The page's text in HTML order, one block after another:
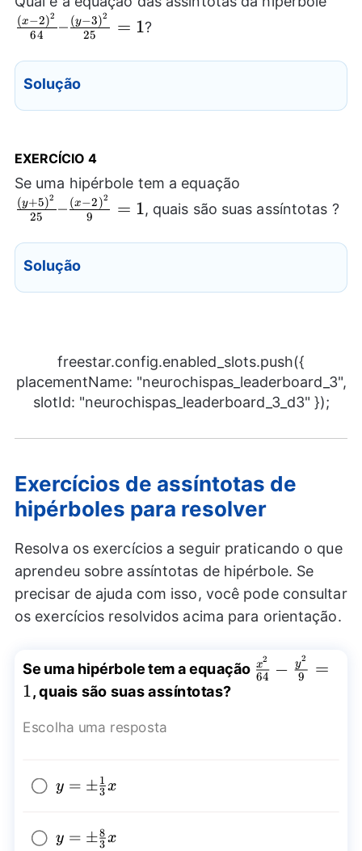
64
(x−2)2
– 25
(y−3)2
= 1?
Solução
EXERCÍCIO 4
Se uma hipérbole tem a equação
+ 5)}^2}}
\frac{{{(x-
= 1
25
(y+5)2
– 9
(x−2)2
= 1, quais são suas assíntotas ?
Solução
freestar.config.enabled_slots.push({
placementName: "neurochispas_leaderboard_3",
slotId: "neurochispas_leaderboard_3_d3" });
Exercícios de assíntotas de
hipérboles para resolver
Resolva os exercícios a seguir praticando o que
aprendeu sobre assíntotas de hipérbole. Se
precisar de ajuda com isso, você pode consultar
os exercícios resolvidos acima para orientação.
Se uma hipérbole tem a equação
{64}-
64
x2 − 9
y2
=
1, quais são suas assíntotas?
Escolha uma resposta
y=\pm\frac{1}
y = ±3
1 x
y=\pm\frac{8}
y = ±3
8 x